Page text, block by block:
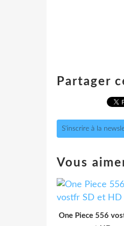
Partager
S'inscrire à la
Vous
One Piece 556